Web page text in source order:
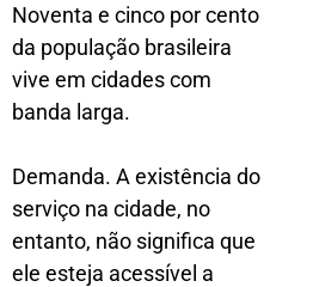
Noventa e cinco por cento
da população brasileira
vive em cidades com
banda larga.
Demanda. A existência do
serviço na cidade, no
entanto, não significa que
ele esteja acessível a